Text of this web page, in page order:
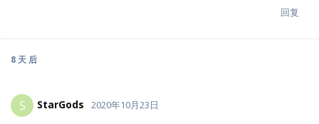
回复
8 天 后
S StarGods 2020年10月23日